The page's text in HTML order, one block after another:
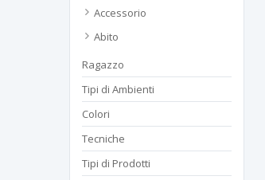
Accessorio
Abito
Ragazzo
Tipi di Ambienti
Colori
Tecniche
Tipi di Prodotti